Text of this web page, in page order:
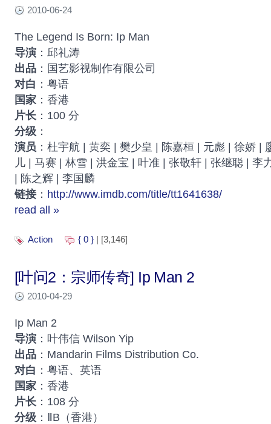
2010-06-24
The Legend Is Born: Ip Man
导演 ：邱礼涛
出品 ：国艺影视制作有限公司
对白 ：粤语
国家 ：香港
片长 ：100 分
分级 ：
演员 ：杜宇航 | 黄奕 | 樊少皇 | 陈嘉桓 | 元彪 | 徐娇 |
儿 | 马赛 | 林雪 | 洪金宝 | 叶准 | 张敬轩 | 张继聪 | 李
| 陈之辉 | 李国麟
链接 ： http://www.imdb.com/title/tt1641638/
read all »
Action { 0 } | [3,146]
[叶问2：宗师传奇] Ip Man 2
2010-04-29
Ip Man 2
导演 ：叶伟信 Wilson Yip
出品 ：Mandarin Films Distribution Co.
对白 ：粤语、英语
国家 ：香港
片长 ：108 分
分级 ：ⅡB（香港）